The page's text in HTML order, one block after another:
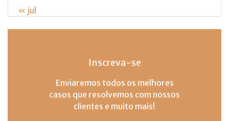
« jul
Inscreva-se
Enviaremos todos os melhores
casos que resolvemos com nossos
clientes e muito mais!